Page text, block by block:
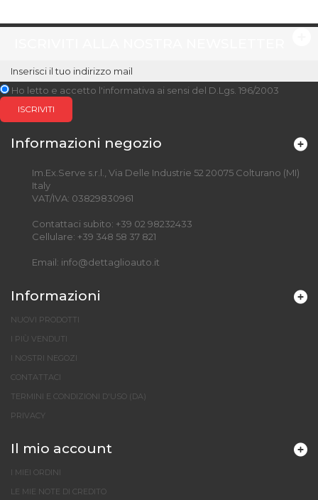
Ho letto e accetto l'informativa ai sensi del D.Lgs. 196/2003
ISCRIVITI
Informazioni negozio
Im.Ex.Serve s.r.l., Via Delle Industrie 52 20075 Colturano (MI)
Italy
VAT/IVA: 03829830961
Contattaci subito: +39 02 98232433
Cellulare: +39 348 58 37 821
Email: info@dettaglioauto.it
Informazioni
NUOVI PRODOTTI
I PIÙ VENDUTI
I NOSTRI NEGOZI
CONTATTACI
TERMINI E CONDIZIONI D'USO (DA)
PRIVACY
Il mio account
I MIEI ORDINI
LE MIE NOTE DI CREDITO